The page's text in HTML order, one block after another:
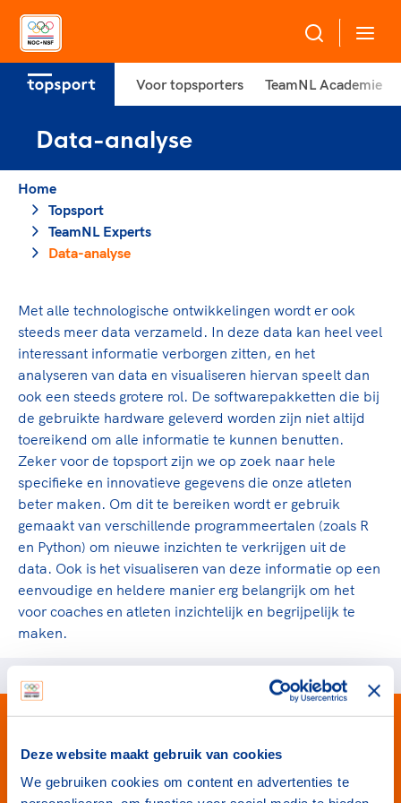
Deze website maakt gebruik van cookies
We gebruiken cookies om content en advertenties te
Over NOC*NSF
Sportagenda 2032
Algemene Vergadering
Raad van Toezicht en Bestuur
Merkbescherming NOC*NSF
Onze partners
Geven aan Sport
Sportonderzoek
Sportakkoord II
Game Changer
TeamNL kids
Olympische geschiedenis
Nieuwspagina
Columns
Sport gaat niet vanzelf
Sportdeelname
Bonden en professionals in de sport
Beleidsmedewerkers
Trainer-coaches
Officials
Veilige en integere sport
Diversiteit en inclusie
Gezonde sportomgeving
Bekwaam sportkader
Vitale clubs en bestuurlijk kader
Sportmatch
Clubacties
Handboek Wet- en Regelgeving
Opleidingen en trainingen
High5 Stappenplan
Ruimte voor sport
Topsport
Atletencommissie
TeamNL Academie Kalender
Kennisaanbod TeamNL Experts
TeamNL Sport Science Centre
Olympische Spelen LA28
Paralympische Spelen LA28
Europese Spelen Istanbul 2027
Topsportbeleid
Topsportfinanciering
Top teamsportcompetities
Voor bonden
Pers
Voor topsporters TeamNL Academie
Data-analyse
Home
Topsport
TeamNL Experts
Data-analyse
Met alle technologische ontwikkelingen wordt er ook
steeds meer data verzameld. In deze data kan heel veel
interessant informatie verborgen zitten, en het
analyseren van data en visualiseren hiervan speelt dan
ook een steeds grotere rol. De softwarepakketten die bij
de gebruikte hardware geleverd worden zijn niet altijd
toereikend om alle informatie te kunnen benutten.
Zeker voor de topsport zijn we op zoek naar hele
specifieke en innovatieve gegevens die onze atleten
beter maken. Om dit te bereiken wordt er gebruik
gemaakt van verschillende programmeertalen (zoals R
en Python) om nieuwe inzichten te verkrijgen uit de
data. Ook is het visualiseren van deze informatie op een
eenvoudige en heldere manier erg belangrijk om het
voor coaches en atleten inzichtelijk en begrijpelijk te
maken.